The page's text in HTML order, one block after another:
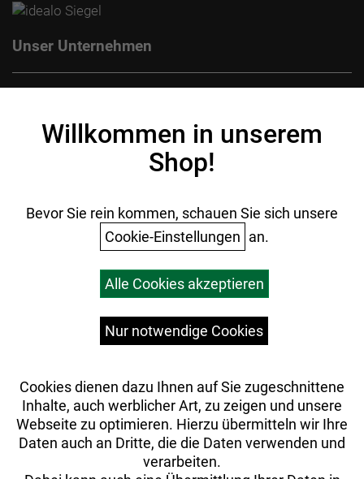
Unser Unternehmen
Datenschutz
Ihr Einkauf
Versandkosten
Willkommen in unserem
Shop!
Bevor Sie rein kommen, schauen Sie sich unsere
Cookie-Einstellungen an.
Alle Cookies akzeptieren
Nur notwendige Cookies
Cookies dienen dazu Ihnen auf Sie zugeschnittene
Inhalte, auch werblicher Art, zu zeigen und unsere
Webseite zu optimieren. Hierzu übermitteln wir Ihre
Daten auch an Dritte, die die Daten verwenden und
verarbeiten.